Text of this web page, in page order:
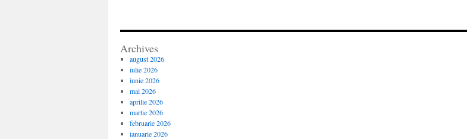
Archives
august 2026
iulie 2026
iunie 2026
mai 2026
aprilie 2026
martie 2026
februarie 2026
ianuarie 2026